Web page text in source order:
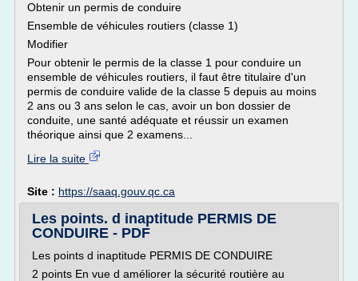
Obtenir un permis de conduire
Ensemble de véhicules routiers (classe 1)
Modifier
Pour obtenir le permis de la classe 1 pour conduire un
ensemble de véhicules routiers, il faut être titulaire d'un
permis de conduire valide de la classe 5 depuis au moins
2 ans ou 3 ans selon le cas, avoir un bon dossier de
conduite, une santé adéquate et réussir un examen
théorique ainsi que 2 examens...
Lire la suite
Site : https://saaq.gouv.qc.ca
Les points. d inaptitude PERMIS DE
CONDUIRE - PDF
Les points d inaptitude PERMIS DE CONDUIRE
2 points En vue d améliorer la sécurité routière au